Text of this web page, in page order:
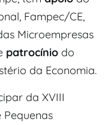
Fampec/CE,
Microempresas
patrocínio do
da Economia.
da XVIII